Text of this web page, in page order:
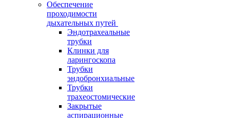
Обеспечение
проходимости
дыхательных путей
Эндотрахеальные
трубки
Клинки для
ларингоскопа
Трубки
эндобронхиальные
Трубки
трахеостомические
Закрытые
аспирационные